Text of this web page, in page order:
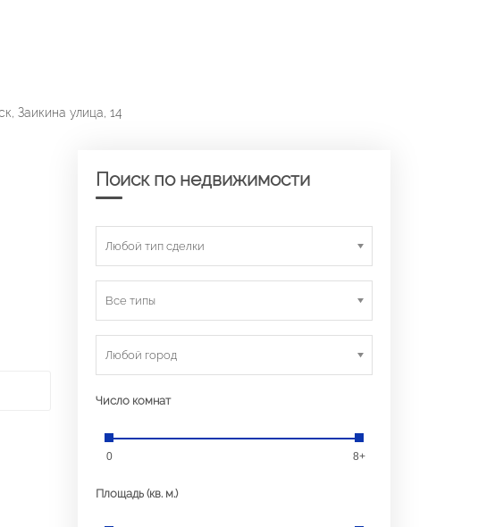
Заикина улица, 14
Поиск по недвижимости
Любой тип сделки
Все типы
Любой город
Число комнат
0 8+
Площадь (кв. м.)